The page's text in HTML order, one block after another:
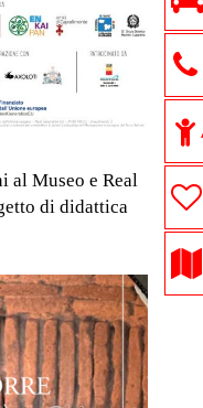
al Museo e Real
di didattica